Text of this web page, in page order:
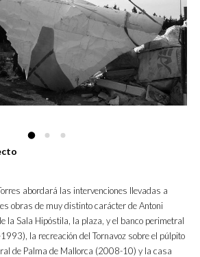
abordará las intervenciones llevadas a
obras de muy distinto carácter de Antoni
la Sala Hipóstila, la plaza, y el banco perimetral
la recreación del Tornavoz sobre el púlpito
de Palma de Mallorca (2008-10) y la casa